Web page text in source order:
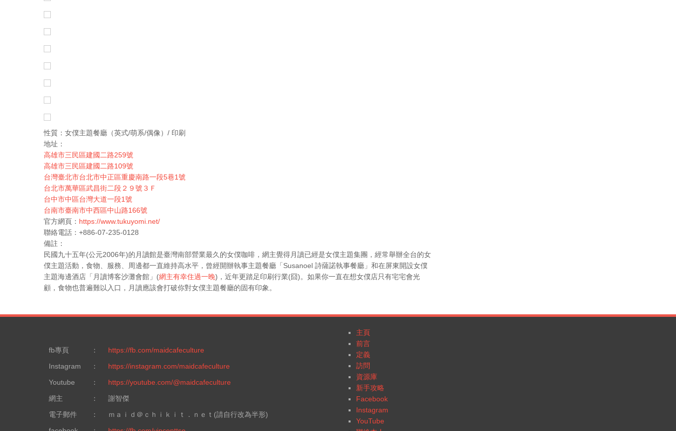
性質：女僕主題餐廳（英式/萌系/偶像）/ 印刷
地址：
高雄市三民區建國二路259號
高雄市三民區建國二路109號
台灣臺北市台北市中正區重慶南路一段5巷1號
台北市萬華區武昌街二段２９號３Ｆ
台中市中區台灣大道一段1號
台南市臺南市中西區中山路166號
官方網頁： https://www.tukuyomi.net/
聯絡電話：+886-07-235-0128
備註：
民國九十五年(公元2006年)的月讀館是臺灣南部營業最久的女僕咖啡，網主覺得月讀已經是女僕主題集團，經常舉辦全台的女
僕主題活動，食物、服務、周邊都一直維持高水平，曾經開辦執事主題餐廳「Susanoel 詩薩諾執事餐廳」和在屏東開設女僕
主題海邊酒店「月讀博客沙灘會館」(網主有幸住過一晚)，近年更踏足印刷行業(囧)。如果你一直在想女僕店只有宅宅會光
顧，食物也普遍難以入口，月讀應該會打破你對女僕主題餐廳的固有印象。
fb專頁 ：
https://fb.com/maidcafeculture
Instagram
：
https://instagram.com/maidcafeculture
Youtube
：
https://youtube.com/@maidcafeculture
網主
：
謝智傑
電子郵件
：
ｍａｉｄ＠ｃｈｉｋｉｔ．ｎｅｔ(請自行改為半形)
主頁
前言
定義
訪問
資源庫
新手攻略
Facebook
Instagram
YouTube